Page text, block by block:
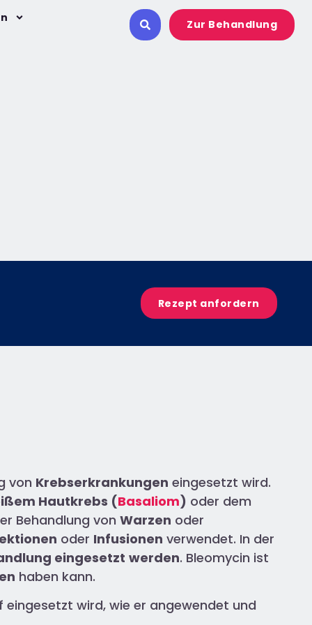
Zur Behandlung
Rezept anfordern
von Krebserkrankungen eingesetzt wird.
Hautkrebs (Basaliom) oder dem
Behandlung von Warzen oder
oder Infusionen verwendet. In der
eingesetzt werden. Bleomycin ist
haben kann.
eingesetzt wird, wie er angewendet und